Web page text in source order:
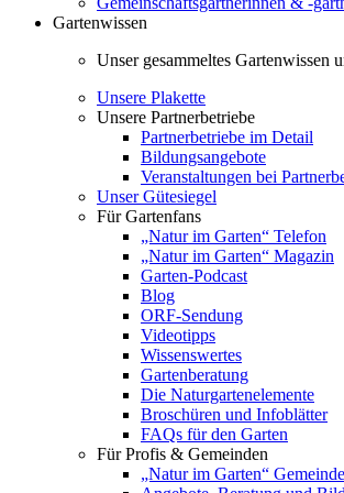
Gartenwissen
Unser gesammeltes Gartenwissen
Unsere Plakette
Unsere Partnerbetriebe
Partnerbetriebe im Detail
Bildungsangebote
Veranstaltungen bei
Unser Gütesiegel
Für Gartenfans
„Natur im Garten“ Telefon
„Natur im Garten“ Magazin
Garten-Podcast
Blog
ORF-Sendung
Videotipps
Wissenswertes
Gartenberatung
Die Naturgartenelemente
Broschüren und Infoblätter
FAQs für den Garten
Für Profis & Gemeinden
„Natur im Garten“